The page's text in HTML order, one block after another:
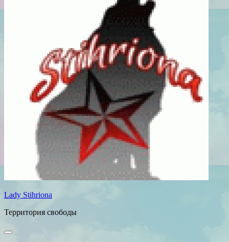
Lady Stihriona
Территория свободы